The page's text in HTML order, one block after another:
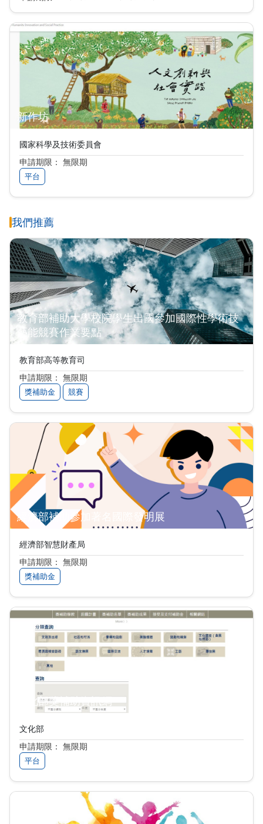
新作坊
國家科學及技術委員會
申請期限： 無限期
平台
我們推薦
教育部補助大學校院學生出國參加國際性學術技
藝能競賽作業要點
教育部高等教育司
申請期限： 無限期
獎補助金 競賽
經濟部補助參加著名國際發明展
經濟部智慧財產局
申請期限： 無限期
獎補助金
文化部獎補助資訊網
文化部
申請期限： 無限期
平台